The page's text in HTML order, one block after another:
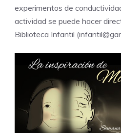
experimentos de
actividad se puede hacer
Biblioteca Infantil